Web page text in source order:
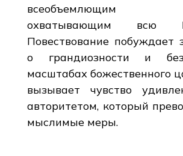
всеобъемлющим
охватывающим всю
Повествование побуждает
о грандиозности и
масштабах божественного
вызывает чувство
авторитетом, который
мыслимые меры.